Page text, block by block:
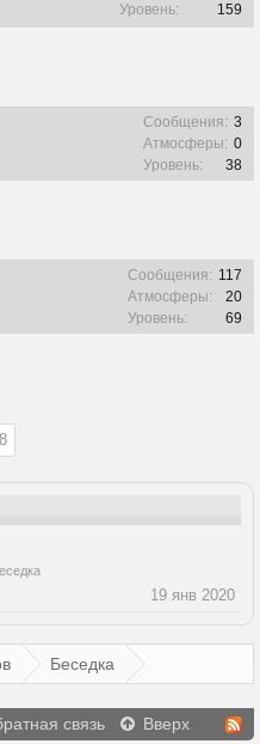
Уровень:
159
Сообщения: 3
Атмосферы: 0
Уровень:
38
Сообщения: 117
Атмосферы:
20
Уровень:
69
19 янв 2020
Беседка
связь Вверх